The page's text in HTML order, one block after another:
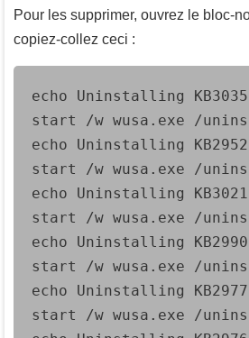
Pour les supprimer, ouvrez le bloc-
copiez-collez ceci :
echo Uninstalling
start /w wusa.exe /
echo Uninstalling
start /w wusa.exe /
echo Uninstalling
start /w wusa.exe /
echo Uninstalling
start /w wusa.exe /
echo Uninstalling
start /w wusa.exe /